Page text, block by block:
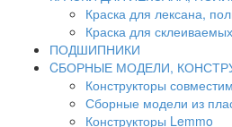
Краска для лексана,
Краска для
ПОДШИПНИКИ
CБОРНЫЕ МОДЕЛИ,
Конструкторы
Сборные модели из
Конструкторы Lemmo